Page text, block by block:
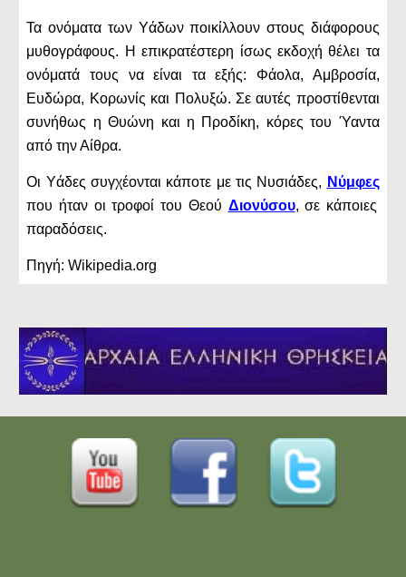
Τα ονόματα των Υάδων ποικίλλουν στους διάφορους
μυθογράφους. Η επικρατέστερη ίσως εκδοχή θέλει τα
ονόματά τους να είναι τα εξής: Φάολα, Αμβροσία,
Ευδώρα, Κορωνίς και Πολυξώ. Σε αυτές προστίθενται
συνήθως η Θυώνη και η Προδίκη, κόρες του Ύαντα
από την Αίθρα.
Οι Υάδες συγχέονται κάποτε με τις Νυσιάδες, Νύμφες
που ήταν οι τροφοί του Θεού Διονύσου, σε κάποιες
παραδόσεις.
Πηγή: Wikipedia.org